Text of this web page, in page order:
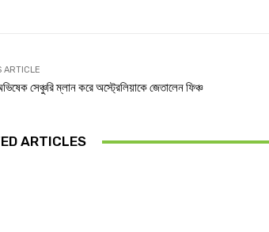
ARTICLE
সেঞ্চুরি ম্লান করে অস্ট্রেলিয়াকে জেতালেন ফিঞ্চ
ARTICLES